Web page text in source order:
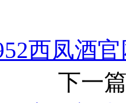
西凤酒
一篇